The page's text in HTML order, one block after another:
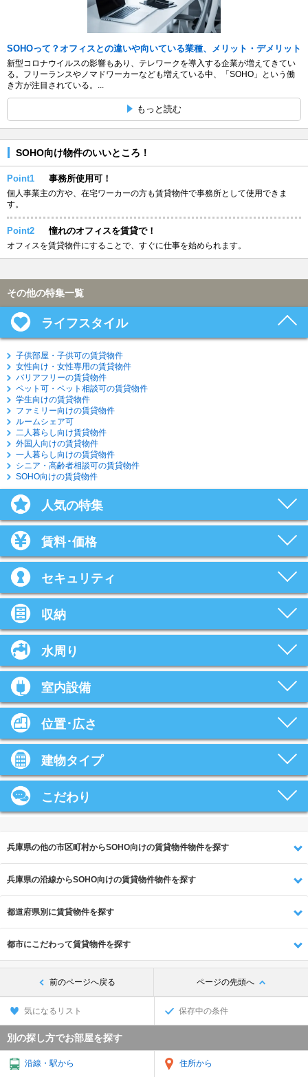
SOHOって？オフィスとの違いや向いている業種、メリット・デメリット
新型コロナウイルスの影響もあり、テレワークを導入する企業が増えてきてい
る。フリーランスやノマドワーカーなども増えている中、「SOHO」という働
き方が注目されている。...
もっと読む
SOHO向け物件のいいところ！
Point1 事務所使用可！
個人事業主の方や、在宅ワーカーの方も賃貸物件で事務所として使用できま
す。
Point2 憧れのオフィスを賃貸で！
オフィスを賃貸物件にすることで、すぐに仕事を始められます。
その他の特集一覧
ライフスタイル
子供部屋・子供可の賃貸物件
女性向け・女性専用の賃貸物件
バリアフリーの賃貸物件
ペット可・ペット相談可の賃貸物件
学生向けの賃貸物件
ファミリー向けの賃貸物件
ルームシェア可
二人暮らし向け賃貸物件
外国人向けの賃貸物件
一人暮らし向けの賃貸物件
シニア・高齢者相談可の賃貸物件
SOHO向けの賃貸物件
人気の特集
賃料･価格
セキュリティ
収納
水周り
室内設備
位置･広さ
建物タイプ
こだわり
兵庫県の他の市区町村からSOHO向けの賃貸物件物件を探す
兵庫県の沿線からSOHO向けの賃貸物件物件を探す
都道府県別に賃貸物件を探す
都市にこだわって賃貸物件を探す
前のページへ戻る ページの先頭へ
気になるリスト 保存中の条件
別の探し方でお部屋を探す
沿線・駅から 住所から